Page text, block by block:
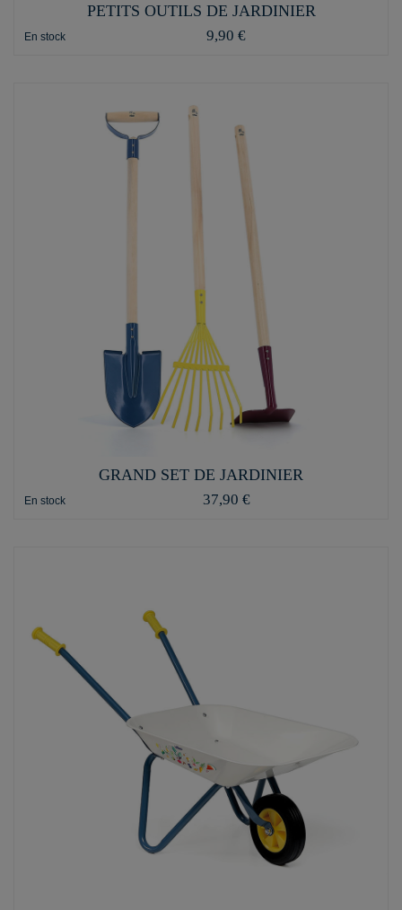
PETITS OUTILS DE JARDINIER
En stock 9,90 €
GRAND SET DE JARDINIER
En stock 37,90 €